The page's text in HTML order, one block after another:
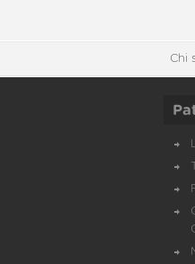
Chi